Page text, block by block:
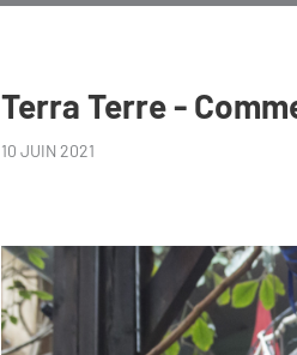
Terra Terre -
10 JUIN 2021